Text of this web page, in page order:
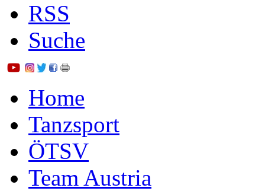
RSS
Suche
Home
Tanzsport
ÖTSV
Team Austria